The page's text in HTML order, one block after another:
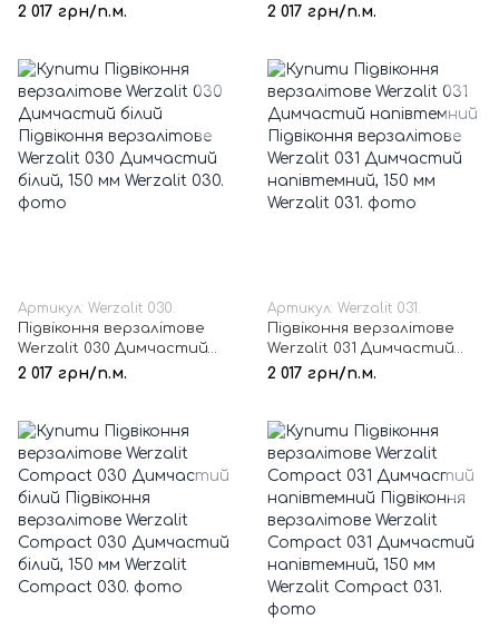
2 017 грн/п.м. рустикальний, 150 мм
2 017 грн/п.м.
Артикул: Werzalit 030.
Підвіконня верзалітове
Werzalit 030 Димчастий
білий, 150 мм
2 017 грн/п.м.
Артикул: Werzalit 031.
Підвіконня верзалітове
Werzalit 031 Димчастий
напівтемний, 150 мм
2 017 грн/п.м.